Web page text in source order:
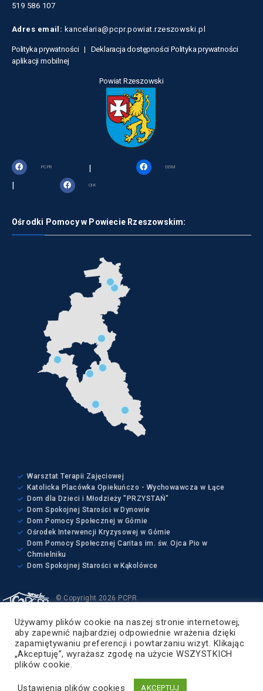
519 586 107
Adres email: kancelaria@pcpr.powiat.rzeszowski.pl
Polityka prywatności | Deklaracja dostępności Polityka prywatności
aplikacji mobilnej
Powiat Rzeszowski
PCPR | DDM
| OIK
Ośrodki Pomocy w Powiecie Rzeszowskim:
Warsztat Terapii Zajęciowej
Katolicka Placówka Opiekuńczo - Wychowawcza w Łące
Dom dla Dzieci i Młodzieży "PRZYSTAŃ"
Dom Spokojnej Starości w Dynowie
Dom Pomocy Społecznej w Górnie
Ośrodek Interwencji Kryzysowej w Górnie
Dom Pomocy Społecznej Caritas im. św. Ojca Pio w
Chmielniku
Dom Spokojnej Starości w Kąkolówce
© Copyright 2026 PCPR
Projekt i wykonanie:
ZETO-RZESZÓW Sp. z o.o.
Powiat Rzeszowski
Używamy plików cookie na naszej stronie internetowej,
aby zapewnić najbardziej odpowiednie wrażenia dzięki
zapamiętywaniu preferencji i powtarzaniu wizyt. Klikając
„Akceptuję”, wyrażasz zgodę na użycie WSZYSTKICH
plików cookie.
Ustawienia plików cookies AKCEPTUJ